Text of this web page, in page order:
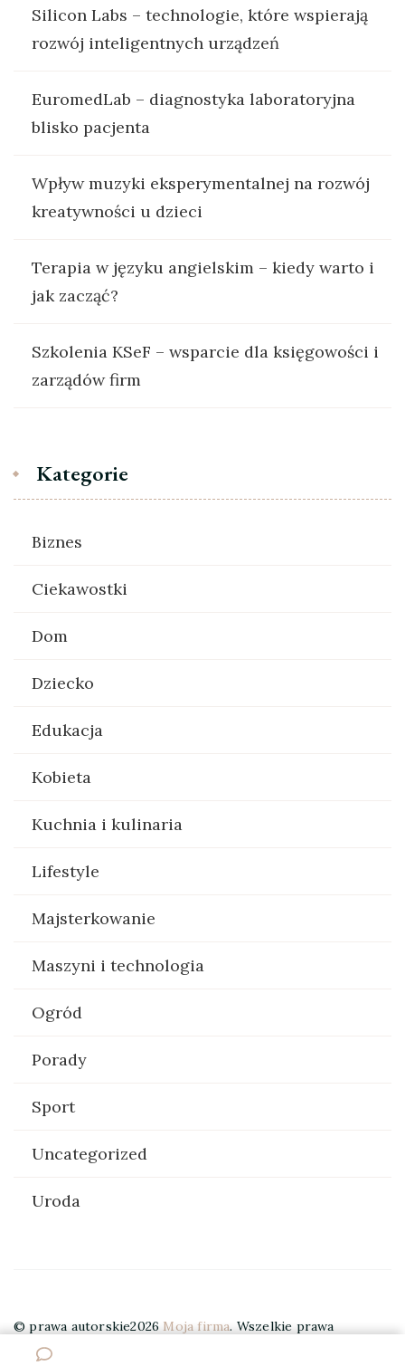
Silicon Labs – technologie, które wspierają
rozwój inteligentnych urządzeń
EuromedLab – diagnostyka laboratoryjna
blisko pacjenta
Wpływ muzyki eksperymentalnej na rozwój
kreatywności u dzieci
Terapia w języku angielskim – kiedy warto i
jak zacząć?
Szkolenia KSeF – wsparcie dla księgowości i
zarządów firm
Kategorie
Biznes
Ciekawostki
Dom
Dziecko
Edukacja
Kobieta
Kuchnia i kulinaria
Lifestyle
Majsterkowanie
Maszyni i technologia
Ogród
Porady
Sport
Uncategorized
Uroda
© prawa autorskie2026Moja firma. Wszelkie prawa
zastrzeżone.